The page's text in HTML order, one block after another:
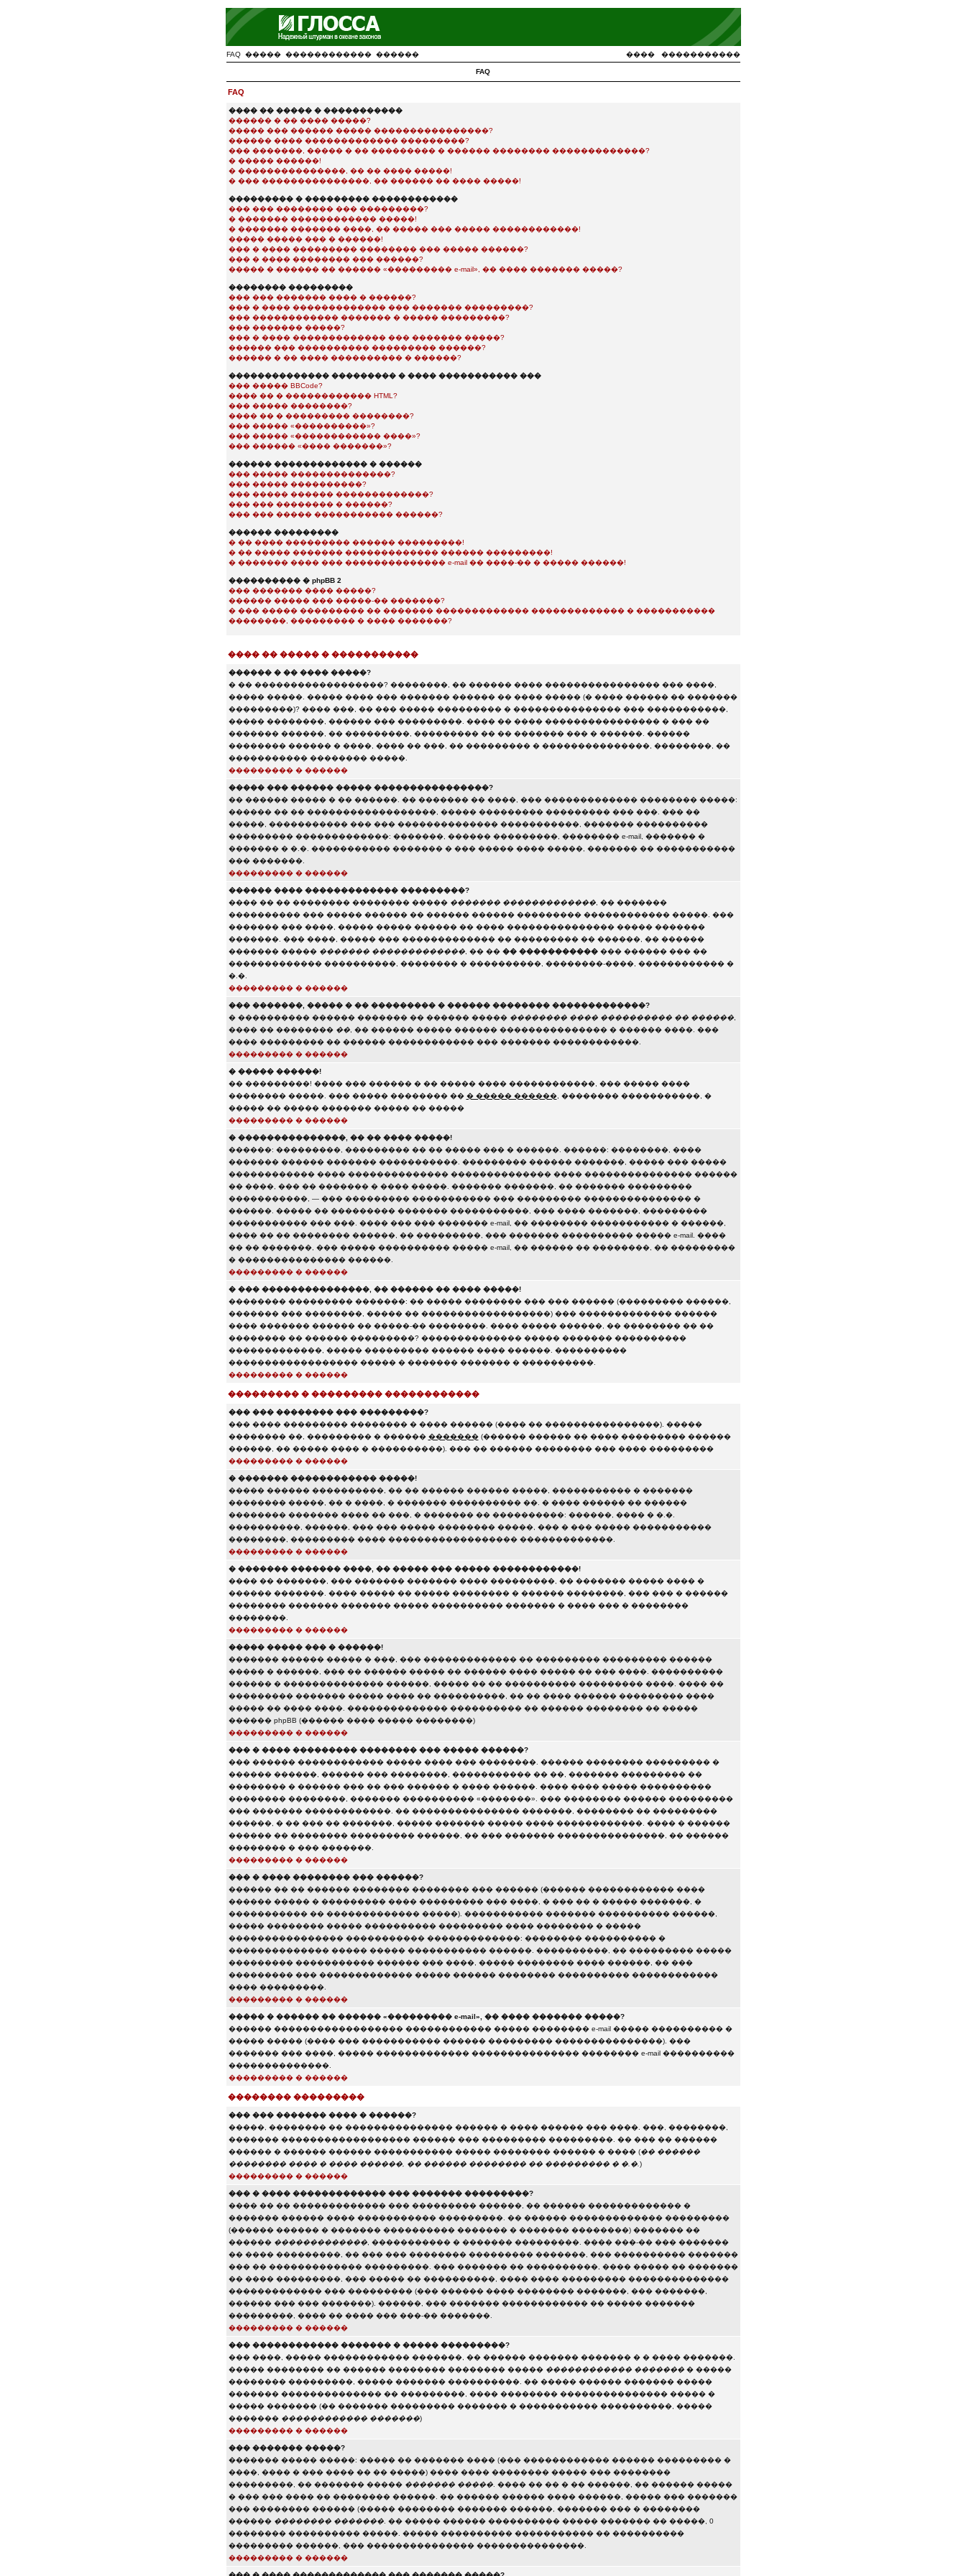
FAQ ����� ������������ ������ ���� �����������
FAQ
FAQ
���� �� ����� � �����������
������ � �� ���� �����?
����� ��� ������ ����� ����������������?
������ ���� ������������� ���������?
��� �������, ����� � �� ��������� � ������ �������� �������������?
� ����� ������!
� ���������������, �� �� ���� �����!
� ��� ���������������, �� ������ �� ���� �����!
��������� � ��������� ������������
��� ��� �������� ��� ���������?
� ������� ������������ �����!
� ������� ������� ����, �� ����� ��� ����� ������������!
����� ����� ��� � ������!
��� � ���� ��������� �������� ��� ����� ������?
��� � ���� �������� ��� ������?
����� � ������ �� ������ «��������� e-mail», �� ���� ������� �����?
�������� ���������
��� ��� ������� ���� � ������?
��� � ���� ������������� ��� ������� ���������?
��� ������������ ������� � ����� ���������?
��� ������� �����?
��� � ���� ������������� ��� ������� �����?
������ ��� ���������� ��������� ������?
������ � �� ���� ���������� � ������?
�������������� ��������� � ���� ����������� ���
��� ����� BBCode?
���� �� � ������������ HTML?
��� ����� ��������?
���� �� � ��������� ��������?
��� ����� «����������»?
��� ����� «������������ ����»?
��� ������ «���� �������»?
������ ������������� � ������
��� ����� ��������������?
��� ����� ����������?
��� ����� ������ �������������?
��� ��� �������� � ������?
��� ��� ����� ����������� ������?
������ ���������
� �� ���� ��������� ������ ���������!
� �� ����� ������� ������������� ������ ���������!
� ������� ���� ��� �������������� e-mail �� ����-�� � ����� ������!
���������� � phpBB 2
��� ������� ���� �����?
������ ����� ��� �����-�� �������?
� ��� ����� ��������� �� ������� ������������� ������������� � �����������
��������, ��������� � ���� �������?
���� �� ����� � �����������
������ � �� ���� �����?
� �� ������������������? ��������, �� ������ ���� ���������������� ��� ����,
����� �����. ����� ���� ��� ������� ������ �� ���� ����� (� ���� ������ �� �������
���������)? ���� ���, �� ��� ����� ��������� � ��������������� ��� �����������,
����� ��������, ������ ��� ���������. ���� �� ���� ���������������� � ��� ��
������� ������, �� ���������, ��������� �� �� ������� ��� � ������. ������
�������� ������ � ����, ���� �� ���, �� ��������� � ���������������, ��������, ��
����������� �������� �����.
��������� � ������
����� ��� ������ ����� ����������������?
�� ������ ����� � �� ������. �� ������� �� ����, ��� ������������� �������� �����:
������ �� �� ������������������, ����� ��������� ��������� ��� ���. ��� ��
�����, ����������� ��� ��� �������������� �����������, ������� ����������
��������� �������������: �������, ������ ���������, �������� e-mail, ������� �
������� � �.�. ����������� ������� � ��� ����� ���� �����, ������� �� �����������
��� �������.
��������� � ������
������ ���� ������������� ���������?
���� �� �� �������� �������� ����� ������� �������������, �� �������
���������� ��� ����� ������ �� ������ ������ ��������� ������������ �����. ���
������� ��� ����, ����� ����� ������ �� ���� ��������������� ����� �������
�������. ��� ����, ����� ��� ������������� �� ��������� �� ������, �� ������
������� ����� ������� �������������, �� �� �� �������������� ������ ��� ��
������������� ����������, �������� � ����������, ��������-����, ������������ �
�.�.
��������� � ������
��� �������, ����� � �� ��������� � ������ �������� �������������?
� ���������� ������ ������� �� ������ ����� �������� ���� ���������� �� ������,
���� �� �������� ��, �� ������ ����� ������ ��������������� � ������ ����. ���
���� ��������� �� ������ ������������ ��� ������� ������������.
��������� � ������
� ����� ������!
�� ���������! ���� ��� ������ � �� ����� ���� ������������, ��� ����� ����
�������� �����. ��� ����� �������� �� � ����� ������, �������� �����������, �
����� �� ����� ������� ����� �� �����
��������� � ������
� ���������������, �� �� ���� �����!
������: ���������, ��������� �� �� ����� ��� � ������. ������: ��������, ����
������� ������ ������� �����������. ��������� ������ �������, ����� ��� �����
������������ ���� �������������� �������������� ���� ��������������� ������
�� ����, ��� �� ������� � ���� �����. ������� �������, �� ������� ���������
�����������, — ��� ��������� ����������� ��� ��������� ��������������� �
������. ����� �� ��������� ������� �����������, ��� ���� �������, ���������
����������� ��� ���. ���� ��� ��� ������� e-mail, �� �������� ����������� � ������,
���� �� �� �������� ������, �� ���������, ��� ������� ���������� ����� e-mail. ����
�� �� �������, ��� ����� ���������� ����� e-mail, �� ������ �� ��������, �� ���������
� ��������������� ������.
��������� � ������
� ��� ���������������, �� ������ �� ���� �����!
�������� ��������� �������: �� ����� �������� ��� ��� ������ (��������� ������,
������� ��� ��������, ����� �� ������������������) ��� ������������� ������
���� ������� ������ �� �����-�� ��������. ���� ����� ������, �� �������� �� ��
�������� �� ������ ���������? �������������� ����� ������� ����������
�������������, ����� ��������� ������ ���� ������. ����������
������������������ ����� � ������� ������� � ����������.
��������� � ������
��������� � ��������� ������������
��� ��� �������� ��� ���������?
��� ���� ��������� �������� � ���� ������ (���� �� ����������������). �����
�������� ��, ��������� � ������ �������(������ ������ �� ���� ��������� ������
������, �� ����� ���� � ����������). ��� �� ������ �������� ��� ���� ���������
��������� � ������
� ������� ������������ �����!
����� ������ ����������, �� �� ������ ������ �����, ����������� � �������
�������� �����, �� � ����, � ������� ���������� ��. � ���� ������ �� ������
�������� ������� ���� �� ���, � ������� �� ����������: ������, ���� � �.�.
����������, ������, ��� ��� ����� �������� �����, ��� � ��� ����� �����������
��������, ��������� ���� ������������������ �������������.
��������� � ������
� ������� ������� ����, �� ����� ��� ����� ������������!
���� �� �������, ��� ������� ������� ���� ���������, �� ������� ����� ���� �
������ �������. ���� ����� �� ����� �������� � ������ ��������, ��� ��� � ������
�������� ������� ������� ����� ���������� ������� � ���� ��� � ��������
��������.
��������� � ������
����� ����� ��� � ������!
������� ������ ����� � ���, ��� ������������� �� ��������� ��������� ������
����� � ������, ��� �� ������ ����� �� ������ ���� ����� �� ��� ����. ����������
������ � �������������� ������, ����� �� �� ���������� ��������� ����. ���� ��
��������� ������� ����� ���� �� ����������, �� �� ���� ������ ��������� ����
����� �� ���� ����. �������������� ���������� �� ������ �������� �� �����
������ phpBB (������ ���� ����� ��������)
��������� � ������
��� � ���� ��������� �������� ��� ����� ������?
��� ������ ������������ ����� ���� ��� ��������. ������ �������� ��������� �
������ ������, ������ ��� ��������, ����������� �� ��, ������� ��������� ��
�������� � ������ ��� �� ��� ������ � ���� ������. ���� ���� ����� ����������
�������� ��������, ������� ���������� «�������». ��� �������� ������ ���������
��� ������� ������������. �� ��������������� �������, �������� �� ���������
������, � �� ��� �� �������, ����� ������� ����� ���� ������������. ���� � ������
������ �� �������� ��������� ������, �� ��� ������� ���������������, �� ������
�������� � ��� �������.
��������� � ������
��� � ���� �������� ��� ������?
������ �� �� ������ �������� �������� ��� ������ (������ ������������ ����
������ ����� � ��������� ���� ��������� ��� ����, � ��� �� � ����� �������, �
����������� �� ������������� �����). ����������� ������� ���������� ������,
����� �������� ����� ���������� ��������� ���� �������� � �����
���������������� ����������� �������������: �������� ���������� �
�������������� ����� ����� ����������� ������. ����������, �� ��������� �����
��������� ����������� ������ ��� ����, ����� �������� ���� ������, �� ���
��������� ��� ������������� ����� ������ �������� ���������� ������������
���� ���������.
��������� � ������
����� � ������ �� ������ «��������� e-mail», �� ���� ������� �����?
������ ������������������ ������������ ����� �������� e-mail ����� ���������� �
����� ����� (���� ��� ����������� ������ ��������� ���������������). ���
������� ��� ����, ����� ������������� ��������������� �������� e-mail ����������
��������������.
��������� � ������
�������� ���������
��� ��� ������� ���� � ������?
�����, �������� �� ��������������� ������ � ���� ������ ��� ����. ���, ��������,
������� ������������������ ������ ��� ��������� ���������. �� ��� �� ������
������ � ������ ������ ����������� ����� �������� ������ � ���� (�� ������
�������� ���� � ���� ������, �� ������ �������� �� ��������� � �.�. )
��������� � ������
��� � ���� ������������� ��� ������� ���������?
���� �� �� ������������� ��� ��������� ������, �� ������ ������������� �
������� ������ ���� ����������� ���������. �� ������ ������������� ���������
(������ ������ � ������� ���������� ������� � ������� ��������) ������� ��
������ �������������, ����������� � ������� ���������. ���� ���-�� ��� �������
�� ���� ���������, �� ��� ��� �������� ��������� �������, ��� ���������� �������
��� �� ������������� ���������. ��� ������� �� ����������, ���� ����� �� �������
�� ���� ���������, ��� ����� �� ����������, ���� ���� ��������� ��������������
������������� ��� ��������� (��� ������ ���� �������� �������, ��� �������,
������ ��� ��� �������). ������, ��� ������� ������������ �� ����� �������
���������, ���� �� ���� ��� ���-�� �������.
��������� � ������
��� ������������ ������� � ����� ���������?
��� ����, ����� ������������ �������, �� ������ ������� ������� � � ���� �������.
����� �������� �� ������ �������� �������� ����� ������������ �������� �����
�������� ���������, ����� ������� ����������. �� ����� ������ ������� �����
������� �������������� �� ���������, ���� �������� ��������������� ����� �
����� ������� (�� ������� ��������� ������� � ����������� ����������, �����
������� ������������ �������)
��������� � ������
��� ������� �����?
������� ����� �����: ����� �� ������� ���� (��� ������������ ������ ��������� �
����, ���� � ��� ���� �� �� �����) ���� ���� �������� ����� ��� ��������
���������, �� ������� ����� ������� �����. ���� �� �� � �� ������, �� ������ �����
� ��� ��� ���� �� �������� ������. �� ������ ������ ���� ������, ����� ��� �������
��� �������� ������ (����� �������� ������� ������, ������� ��� � ��������
������ �������� �������. �� ����� ������ ���������� ����� ������� �� �����, 0
�������� ���������� �����. ����� ���������� ����������� �� ����������
��������� ������, ��� ��������������� ���������������.
��������� � ������